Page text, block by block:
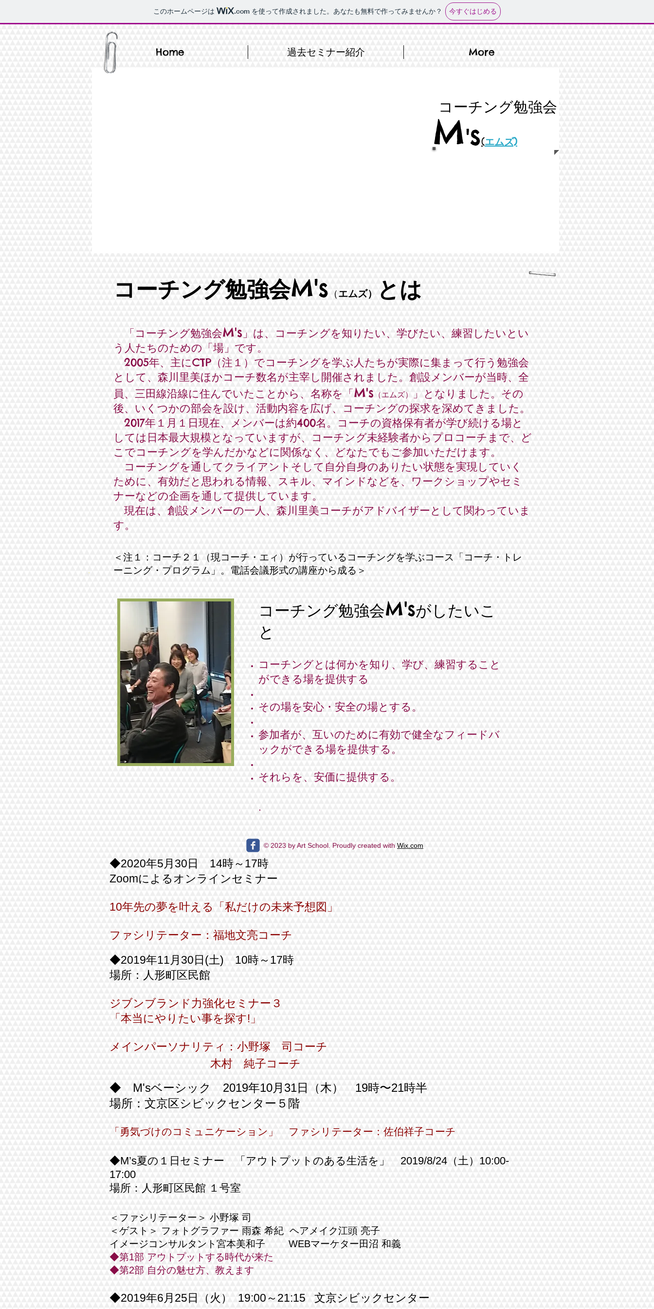
このホームページは .com を使って作成されました。あなたも無料で作ってみませんか？ 今すぐはじめる
Home 過去セミナー紹介 More
コーチング勉強会
M's(エムズ)
コーチング勉強会M's （エムズ） とは
「コーチング勉強会M's 」は、コーチングを知 りたい、学びたい、練習したいとい
う人たちのための「場」です。
2005年、主にCTP（注１）でコーチングを学ぶ人たちが実際に集まって行う勉強会
として、森川里美ほかコーチ数名が主宰し開催されました。創設メンバーが当時、全
員、三田線沿線に住んでいたことから、名称を「M's （エムズ）
」となりました。その
後、いくつかの部会を設け、活動内容を広げ、コーチングの探求を深めてきました。
2017年１月１日現在、メンバーは約400名。コーチの資格保有者が学び続ける場と
しては日本最大規模となっていますが、コーチング未経験者からプロコーチまで、ど
こでコーチングを学んだかなどに関係なく、どなたでもご参加いただけます。
コーチングを通してクライアントそして自分自身のありたい状態を実現していく
ために、有効だと思われる情報、スキル、マインドなどを、ワークショップやセミ
ナーなどの企画を通して提供しています。
​ 現在は、創設メンバーの一人、森川里美コーチがアドバイザーとして関わっていま
す。
＜注１：コーチ２１（現コーチ・エィ）が行っているコーチングを学ぶコース「コーチ・トレ
ーニング・プログラム」。電話会議形式の講座から成る＞
コーチング勉強会M'sがしたいこ
と
コーチングとは何かを知り、学び、練習すること
ができる場を提供する
その場を安心・安全の場とする。
参加者が、互いのために有効で健全なフィードバ
ックができる場を提供する。
それらを、安価に提供する。
.
© 2023 by Art School. Proudly created with Wix.com
◆2019年11月30日(土) 10時～17時
場所：人形町区民館
ジブンブランド力強化セミナー３
「本当にやりたい事を探す!」
メインパーソナリティ：小野塚 司コーチ
木村 純子コーチ
◆2020年5月30日 14時～17時
Zoomによるオンラインセミナー
10年先の夢を叶える「私だけの未来予想図」
ファシリテーター：福地文亮コーチ
◆ M'sベーシック 2019年10月31日（木） 19時〜21時半
場所：文京区シビックセンター５階
「勇気づけのコミュニケーション」 ​ ファシリテーター：佐伯祥子コーチ
◆M’s夏の１日セミナー 「アウトプットのある生活を」 2019/8/24（土）10:00-
17:00
場所：人形町区民館 １号室
＜ファシリテーター＞ 小野塚 司
＜ゲスト＞ フォトグラファー 雨森 希紀 ヘアメイク江頭 亮子
イメージコンサルタント宮本美和子 WEBマーケター田沼 和義
◆第1部 アウトプットする時代が来た
◆第2部 自分の魅せ方、教えます
◆2019年6月25日（火） 19:00～21:15 文京シビックセンター